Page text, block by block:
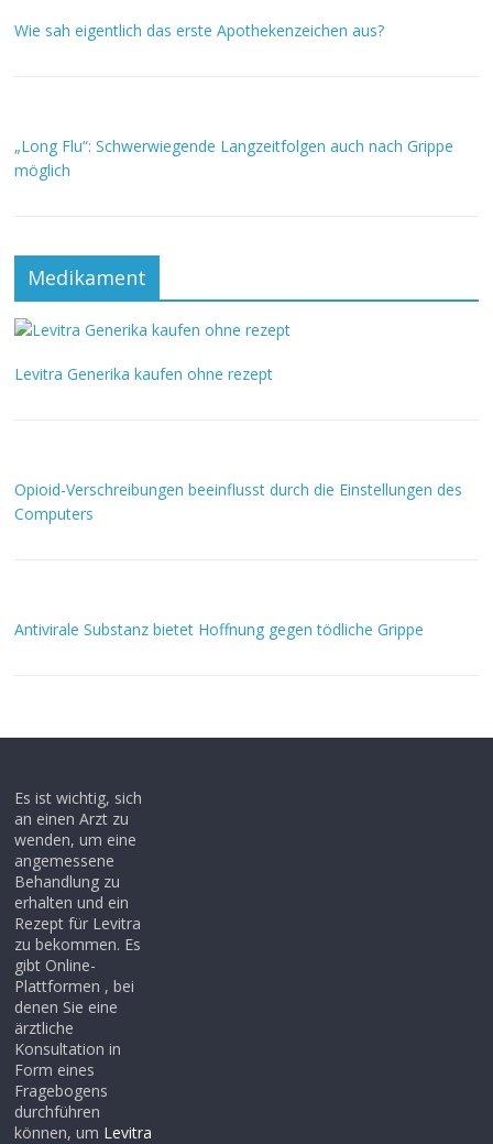
Wie sah eigentlich das erste Apothekenzeichen aus?
„Long Flu“: Schwerwiegende Langzeitfolgen auch nach Grippe
möglich
Medikament
Levitra Generika kaufen ohne rezept
Opioid-Verschreibungen beeinflusst durch die Einstellungen des
Computers
Antivirale Substanz bietet Hoffnung gegen tödliche Grippe
Es ist wichtig, sich
an einen Arzt zu
wenden, um eine
angemessene
Behandlung zu
erhalten und ein
Rezept für Levitra
zu bekommen. Es
gibt Online-
Plattformen , bei
denen Sie eine
ärztliche
Konsultation in
Form eines
Fragebogens
durchführen
können, um Levitra